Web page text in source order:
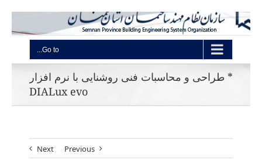
Go to...
* طراحی و محاسبات فنی روشنایی با نرم افزار
DIALux evo
Previous
Next